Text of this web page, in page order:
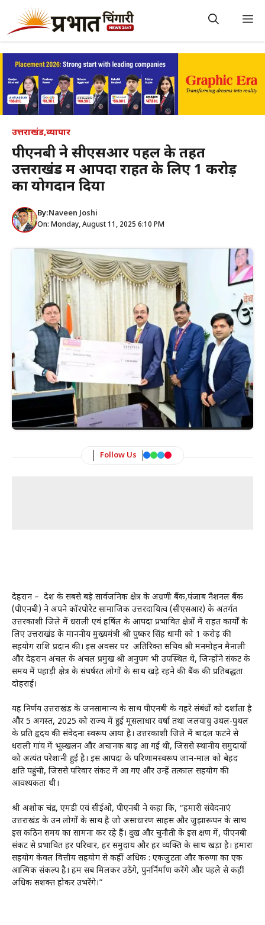
content
उत्तराखंड,व्यापार
पीएनबी ने सीएसआर पहल के तहत
उत्तराखंड में आपदा राहत के लिए ₹1 करोड़
का योगदान दिया
By:Naveen Joshi
On: Monday, August 11, 2025 6:10 PM
Follow Us
देहरादून – देश के सबसे बड़े सार्वजनिक क्षेत्र के अग्रणी बैंक,पंजाब नैशनल बैंक
(पीएनबी) ने अपने कॉरपोरेट सामाजिक उत्तरदायित्व (सीएसआर) के अंतर्गत
उत्तरकाशी जिले में धराली एवं हर्षिल के आपदा प्रभावित क्षेत्रों में राहत कार्यों के
लिए उत्तराखंड के माननीय मुख्यमंत्री श्री पुष्कर सिंह धामी को ₹1 करोड़ की
सहयोग राशि प्रदान की। इस अवसर पर अतिरिक्त सचिव श्री मनमोहन मैनाली
और देहरादून अंचल के अंचल प्रमुख श्री अनुपम भी उपस्थित थे, जिन्होंने संकट के
समय में पहाड़ी क्षेत्र के संघर्षरत लोगों के साथ खड़े रहने की बैंक की प्रतिबद्धता
दोहराई।
यह निर्णय उत्तराखंड के जनसामान्य के साथ पीएनबी के गहरे संबंधों को दर्शाता है
और 5 अगस्त, 2025 को राज्य में हुई मूसलाधार वर्षा तथा जलवायु उथल-पुथल
के प्रति हृदय की संवेदना स्वरूप आया है। उत्तरकाशी जिले में बादल फटने से
धराली गांव में भूस्खलन और अचानक बाढ़ आ गई थी, जिससे स्थानीय समुदायों
को अत्यंत परेशानी हुई है। इस आपदा के परिणामस्वरूप जान-माल को बेहद
क्षति पहुंची, जिससे परिवार संकट में आ गए और उन्हें तत्काल सहयोग की
आवश्यकता थी।
श्री अशोक चंद्र, एमडी एवं सीईओ, पीएनबी ने कहा कि, “हमारी संवेदनाएं
उत्तराखंड के उन लोगों के साथ है जो असाधारण साहस और जुझारूपन के साथ
इस कठिन समय का सामना कर रहे हैं। दुख और चुनौती के इस क्षण में, पीएनबी
संकट से प्रभावित हर परिवार, हर समुदाय और हर व्यक्ति के साथ खड़ा है। हमारा
सहयोग केवल वित्तीय सहयोग से कहीं अधिक : एकजुटता और करुणा का एक
आत्मिक संकल्प है। हम सब मिलकर उठेंगे, पुनर्निर्माण करेंगे और पहले से कहीं
अधिक सशक्त होकर उभरेंगे।”